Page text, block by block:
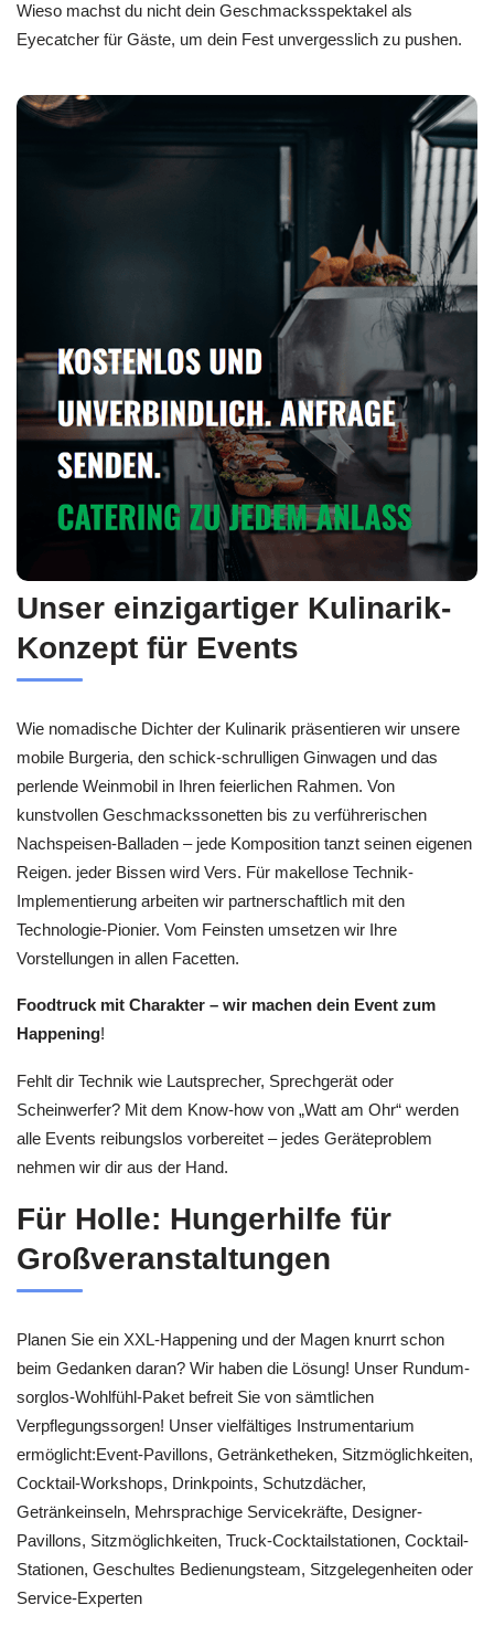
Wieso machst du nicht dein Geschmacksspektakel als
Eyecatcher für Gäste, um dein Fest unvergesslich zu pushen.
Unser einzigartiger Kulinarik-
Konzept für Events
Wie nomadische Dichter der Kulinarik präsentieren wir unsere
mobile Burgeria, den schick-schrulligen Ginwagen und das
perlende Weinmobil in Ihren feierlichen Rahmen. Von
kunstvollen Geschmackssonetten bis zu verführerischen
Nachspeisen-Balladen – jede Komposition tanzt seinen eigenen
Reigen. jeder Bissen wird Vers. Für makellose Technik-
Implementierung arbeiten wir partnerschaftlich mit den
Technologie-Pionier. Vom Feinsten umsetzen wir Ihre
Vorstellungen in allen Facetten.
Foodtruck mit Charakter – wir machen dein Event zum
Happening!
Fehlt dir Technik wie Lautsprecher, Sprechgerät oder
Scheinwerfer? Mit dem Know-how von „Watt am Ohr“ werden
alle Events reibungslos vorbereitet – jedes Geräteproblem
nehmen wir dir aus der Hand.
Für Holle: Hungerhilfe für
Großveranstaltungen
Planen Sie ein XXL-Happening und der Magen knurrt schon
beim Gedanken daran? Wir haben die Lösung! Unser Rundum-
sorglos-Wohlfühl-Paket befreit Sie von sämtlichen
Verpflegungssorgen! Unser vielfältiges Instrumentarium
ermöglicht:Event-Pavillons, Getränketheken, Sitzmöglichkeiten,
Cocktail-Workshops, Drinkpoints, Schutzdächer,
Getränkeinseln, Mehrsprachige Servicekräfte, Designer-
Pavillons, Sitzmöglichkeiten, Truck-Cocktailstationen, Cocktail-
Stationen, Geschultes Bedienungsteam, Sitzgelegenheiten oder
Service-Experten